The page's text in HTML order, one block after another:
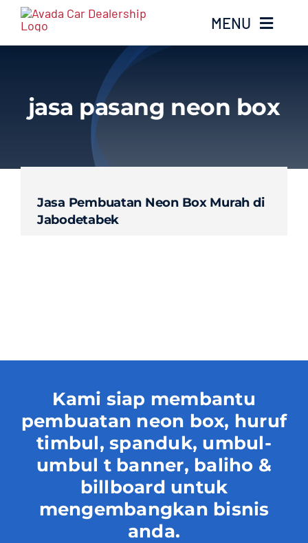
Skip
content
MENU
Services
Gallery
jasa pasang neon box
Jasa Pembuatan Neon Box Murah di
Jabodetabek
Kami siap membantu
pembuatan neon box, huruf
timbul, spanduk, umbul-
umbul t banner, baliho &
billboard untuk
mengembangkan bisnis
anda.